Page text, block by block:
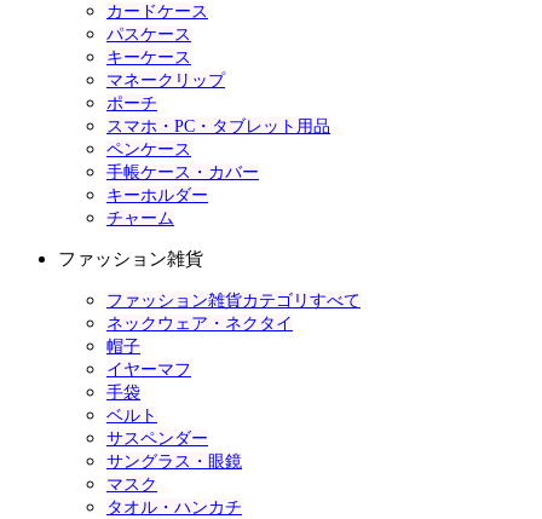
カードケース
パスケース
キーケース
マネークリップ
ポーチ
スマホ・PC・タブレット用品
ペンケース
手帳ケース・カバー
キーホルダー
チャーム
ファッション雑貨
ファッション雑貨カテゴリすべて
ネックウェア・ネクタイ
帽子
イヤーマフ
手袋
ベルト
サスペンダー
サングラス・眼鏡
マスク
タオル・ハンカチ